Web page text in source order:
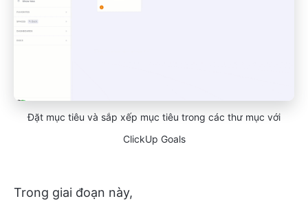
Đặt mục tiêu và sắp xếp mục tiêu trong các thư mục với
ClickUp Goals
Trong giai đoạn này,